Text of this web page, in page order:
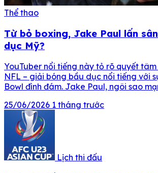
Thể thao
Từ bỏ boxing, Jake Paul lấn
dục Mỹ?
YouTuber nổi tiếng này tỏ rõ quyết
NFL – giải bóng bầu dục nổi tiếng với
Bowl đình đám. Jake Paul, ngôi sao
người hâm mộ bất ngờ khi tiết lộ […]
25/06/2026 1 tháng trước
Lịch thi đấu